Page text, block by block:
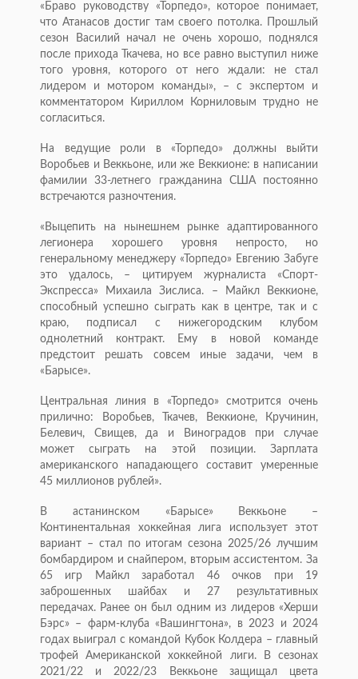
«Браво руководству «Торпедо», которое понимает,
что Атанасов достиг там своего потолка. Прошлый
сезон Василий начал не очень хорошо, поднялся
после прихода Ткачева, но все равно выступил ниже
того уровня, которого от него ждали: не стал
лидером и мотором команды», – с экспертом и
комментатором Кириллом Корниловым трудно не
согласиться.
На ведущие роли в «Торпедо» должны выйти
Воробьев и Веккьоне, или же Веккионе: в написании
фамилии 33-летнего гражданина США постоянно
встречаются разночтения.
«Выцепить на нынешнем рынке адаптированного
легионера хорошего уровня непросто, но
генеральному менеджеру «Торпедо» Евгению Забуге
это удалось, – цитируем журналиста «Спорт-
Экспресса» Михаила Зислиса. – Майкл Веккионе,
способный успешно сыграть как в центре, так и c
краю, подписал с нижегородским клубом
однолетний контракт. Ему в новой команде
предстоит решать совсем иные задачи, чем в
«Барысе».
Центральная линия в «Торпедо» смотрится очень
прилично: Воробьев, Ткачев, Веккионе, Кручинин,
Белевич, Свищев, да и Виноградов при случае
может сыграть на этой позиции. Зарплата
американского нападающего составит умеренные
45 миллионов рублей».
В астанинском «Барысе» Веккьоне –
Континентальная хоккейная лига использует этот
вариант – стал по итогам сезона 2025/26 лучшим
бомбардиром и снайпером, вторым ассистентом. За
65 игр Майкл заработал 46 очков при 19
заброшенных шайбах и 27 результативных
передачах. Ранее он был одним из лидеров «Херши
Бэрс» – фарм-клуба «Вашингтона», в 2023 и 2024
годах выиграл с командой Кубок Колдера – главный
трофей Американской хоккейной лиги. В сезонах
2021/22 и 2022/23 Веккьоне защищал цвета